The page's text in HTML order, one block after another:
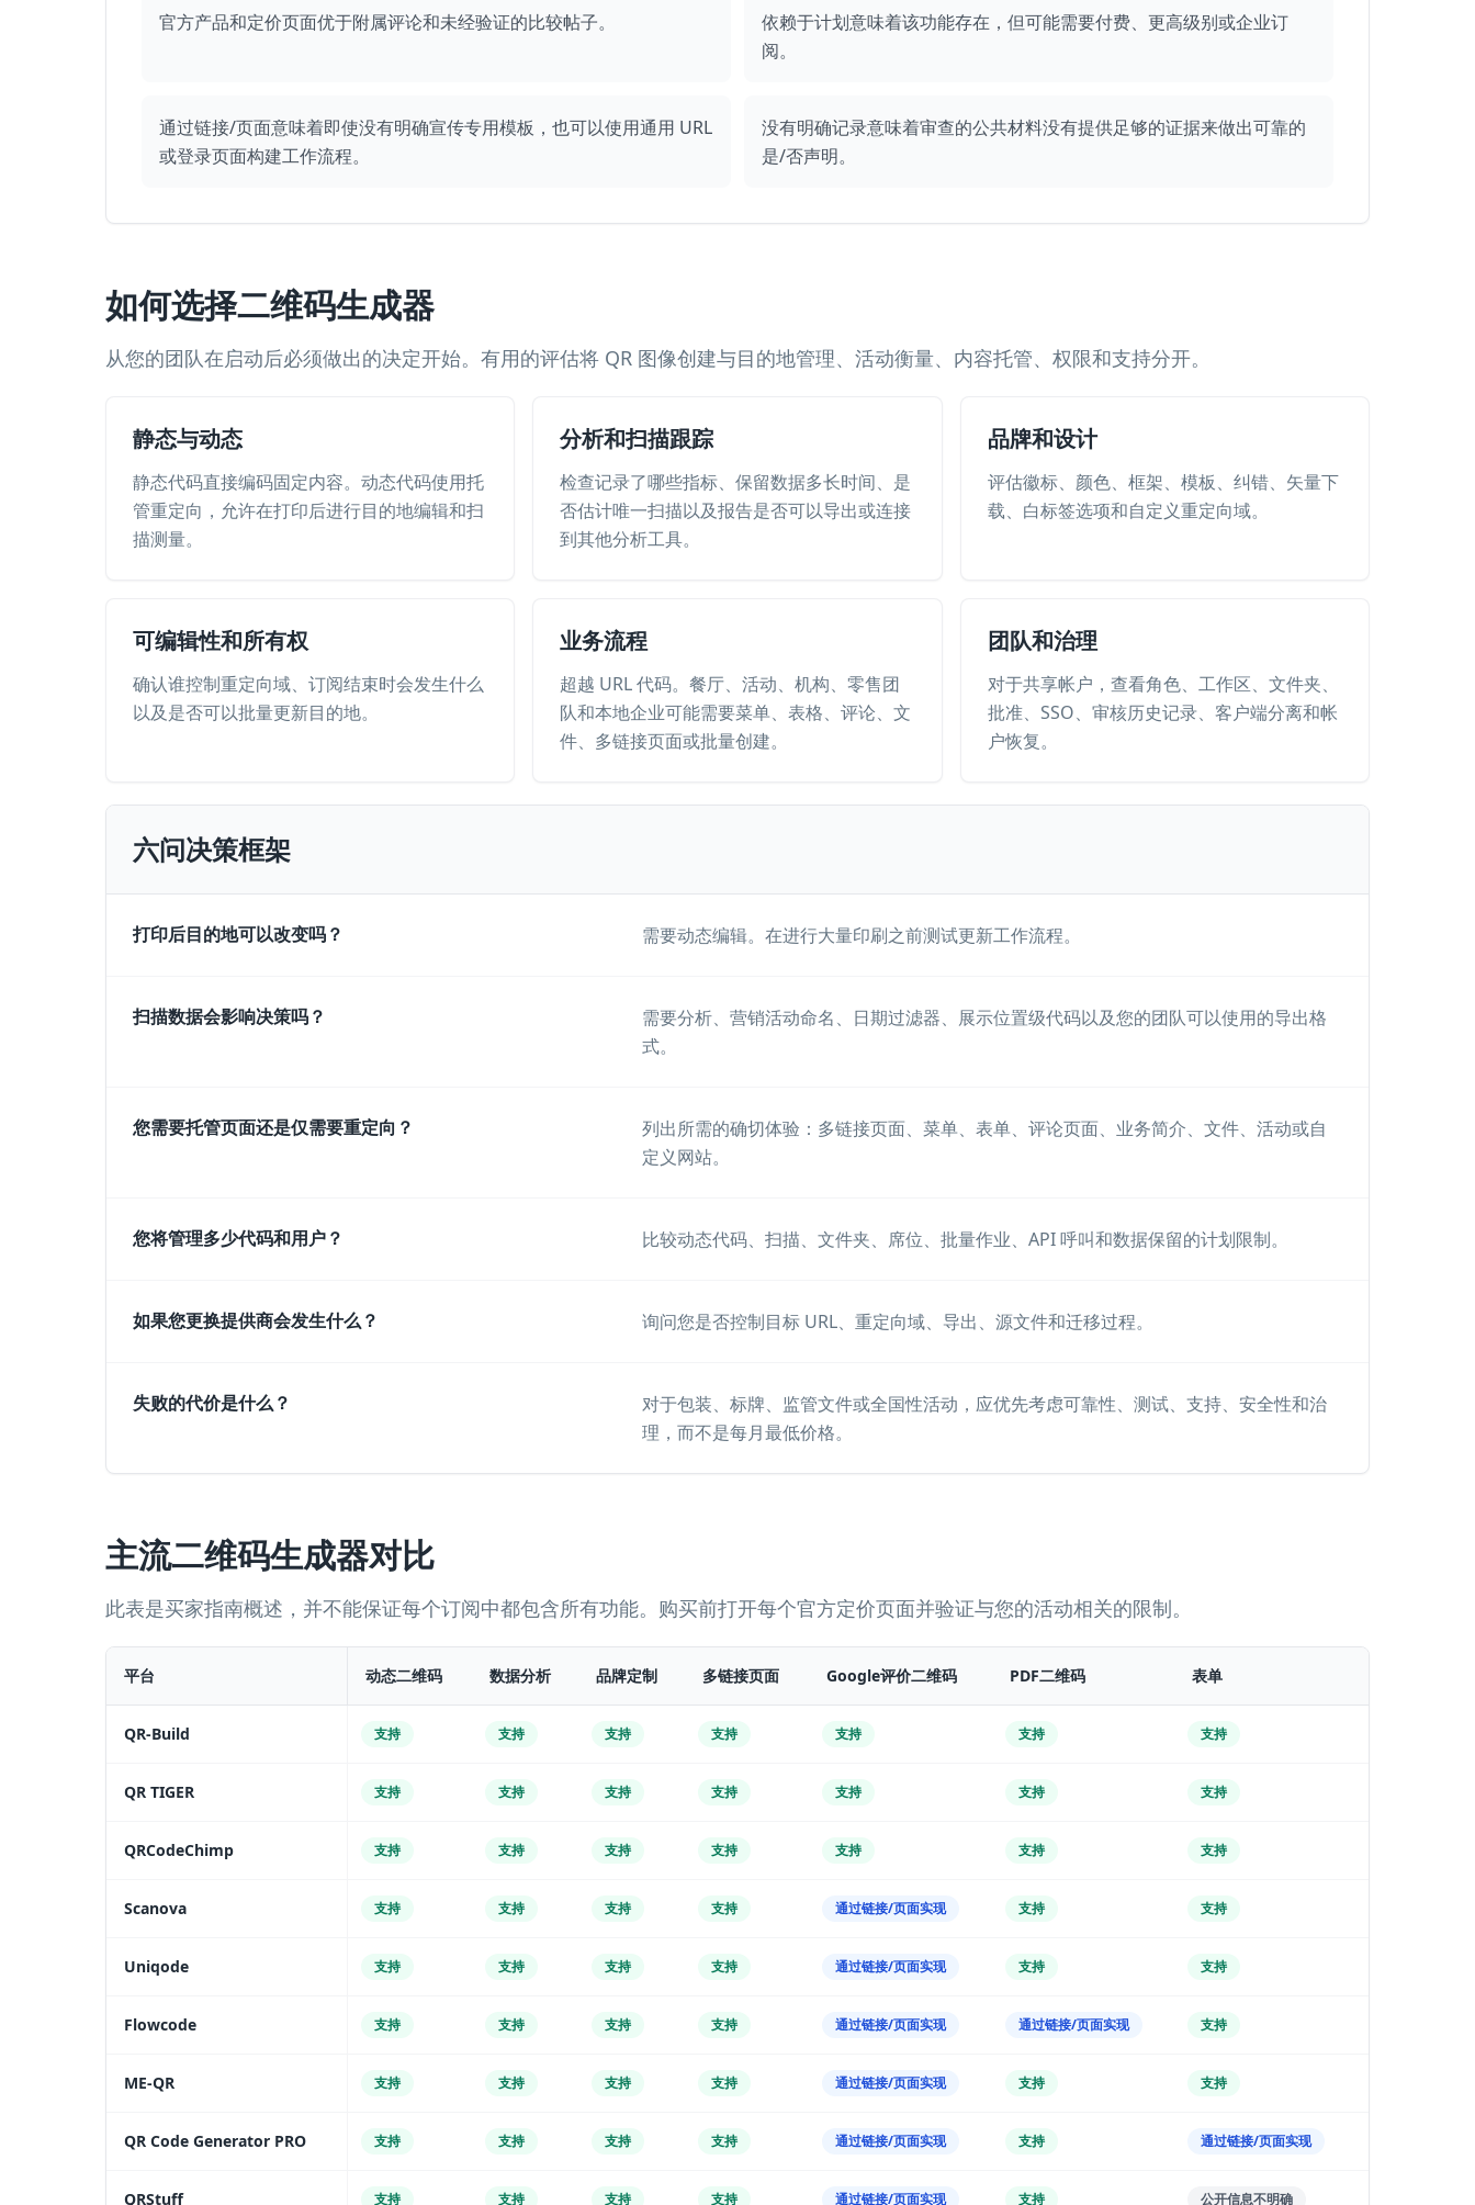
官方产品和定价页面优于附属评论和未经验证的比较帖子。
依赖于计划意味着该功能存在，但可能需要付费、更高级别或企业订
阅。
通过链接/页面意味着即使没有明确宣传专用模板，也可以使用通用 URL
或登录页面构建工作流程。
没有明确记录意味着审查的公共材料没有提供足够的证据来做出可靠的
是/否声明。
如何选择二维码生成器
从您的团队在启动后必须做出的决定开始。有用的评估将 QR 图像创建与目的地管理、活动衡量、内容托管、权限和支持分开。
静态与动态
静态代码直接编码固定内容。动态代码使用托
管重定向，允许在打印后进行目的地编辑和扫
描测量。
分析和扫描跟踪
检查记录了哪些指标、保留数据多长时间、是
否估计唯一扫描以及报告是否可以导出或连接
到其他分析工具。
品牌和设计
评估徽标、颜色、框架、模板、纠错、矢量下
载、白标签选项和自定义重定向域。
可编辑性和所有权
确认谁控制重定向域、订阅结束时会发生什么
以及是否可以批量更新目的地。
业务流程
超越 URL 代码。餐厅、活动、机构、零售团
队和本地企业可能需要菜单、表格、评论、文
件、多链接页面或批量创建。
团队和治理
对于共享帐户，查看角色、工作区、文件夹、
批准、SSO、审核历史记录、客户端分离和帐
户恢复。
六问决策框架
打印后目的地可以改变吗？ 需要动态编辑。在进行大量印刷之前测试更新工作流程。
扫描数据会影响决策吗？
需要分析、营销活动命名、日期过滤器、展示位置级代码以及您的团队可以使用的导出格
式。
您需要托管页面还是仅需要重定向？
列出所需的确切体验：多链接页面、菜单、表单、评论页面、业务简介、文件、活动或自
定义网站。
您将管理多少代码和用户？ 比较动态代码、扫描、文件夹、席位、批量作业、API 呼叫和数据保留的计划限制。
如果您更换提供商会发生什么？ 询问您是否控制目标 URL、重定向域、导出、源文件和迁移过程。
失败的代价是什么？
对于包装、标牌、监管文件或全国性活动，应优先考虑可靠性、测试、支持、安全性和治
理，而不是每月最低价格。
主流二维码生成器对比
此表是买家指南概述，并不能保证每个订阅中都包含所有功能。购买前打开每个官方定价页面并验证与您的活动相关的限制。
平台 动态二维码 数据分析 品牌定制 多链接页面 Google评价二维码 PDF二维码 表单
QR-Build 支持 支持 支持 支持 支持 支持 支持
QR TIGER 支持 支持 支持 支持 支持 支持 支持
QRCodeChimp 支持 支持 支持 支持 支持 支持 支持
Scanova 支持 支持 支持 支持 通过链接/页面实现 支持 支持
Uniqode 支持 支持 支持 支持 通过链接/页面实现 支持 支持
Flowcode 支持 支持 支持 支持 通过链接/页面实现 通过链接/页面实现 支持
ME-QR 支持 支持 支持 支持 通过链接/页面实现 支持 支持
QR Code Generator PRO 支持 支持 支持 支持 通过链接/页面实现 支持 通过链接/页面实现
QRStuff 支持 支持 支持 支持 通过链接/页面实现 支持 公开信息不明确